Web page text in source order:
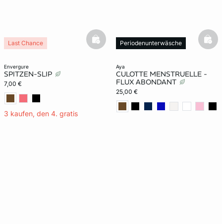
envergure
SPITZEN-SLIP
7,00 €
3 kaufen, den 4. gratis
Last Chance basketfull
aya
CULOTTE MENSTRUELLE -
FLUX ABONDANT
25,00 €
Periodenunterwäsche